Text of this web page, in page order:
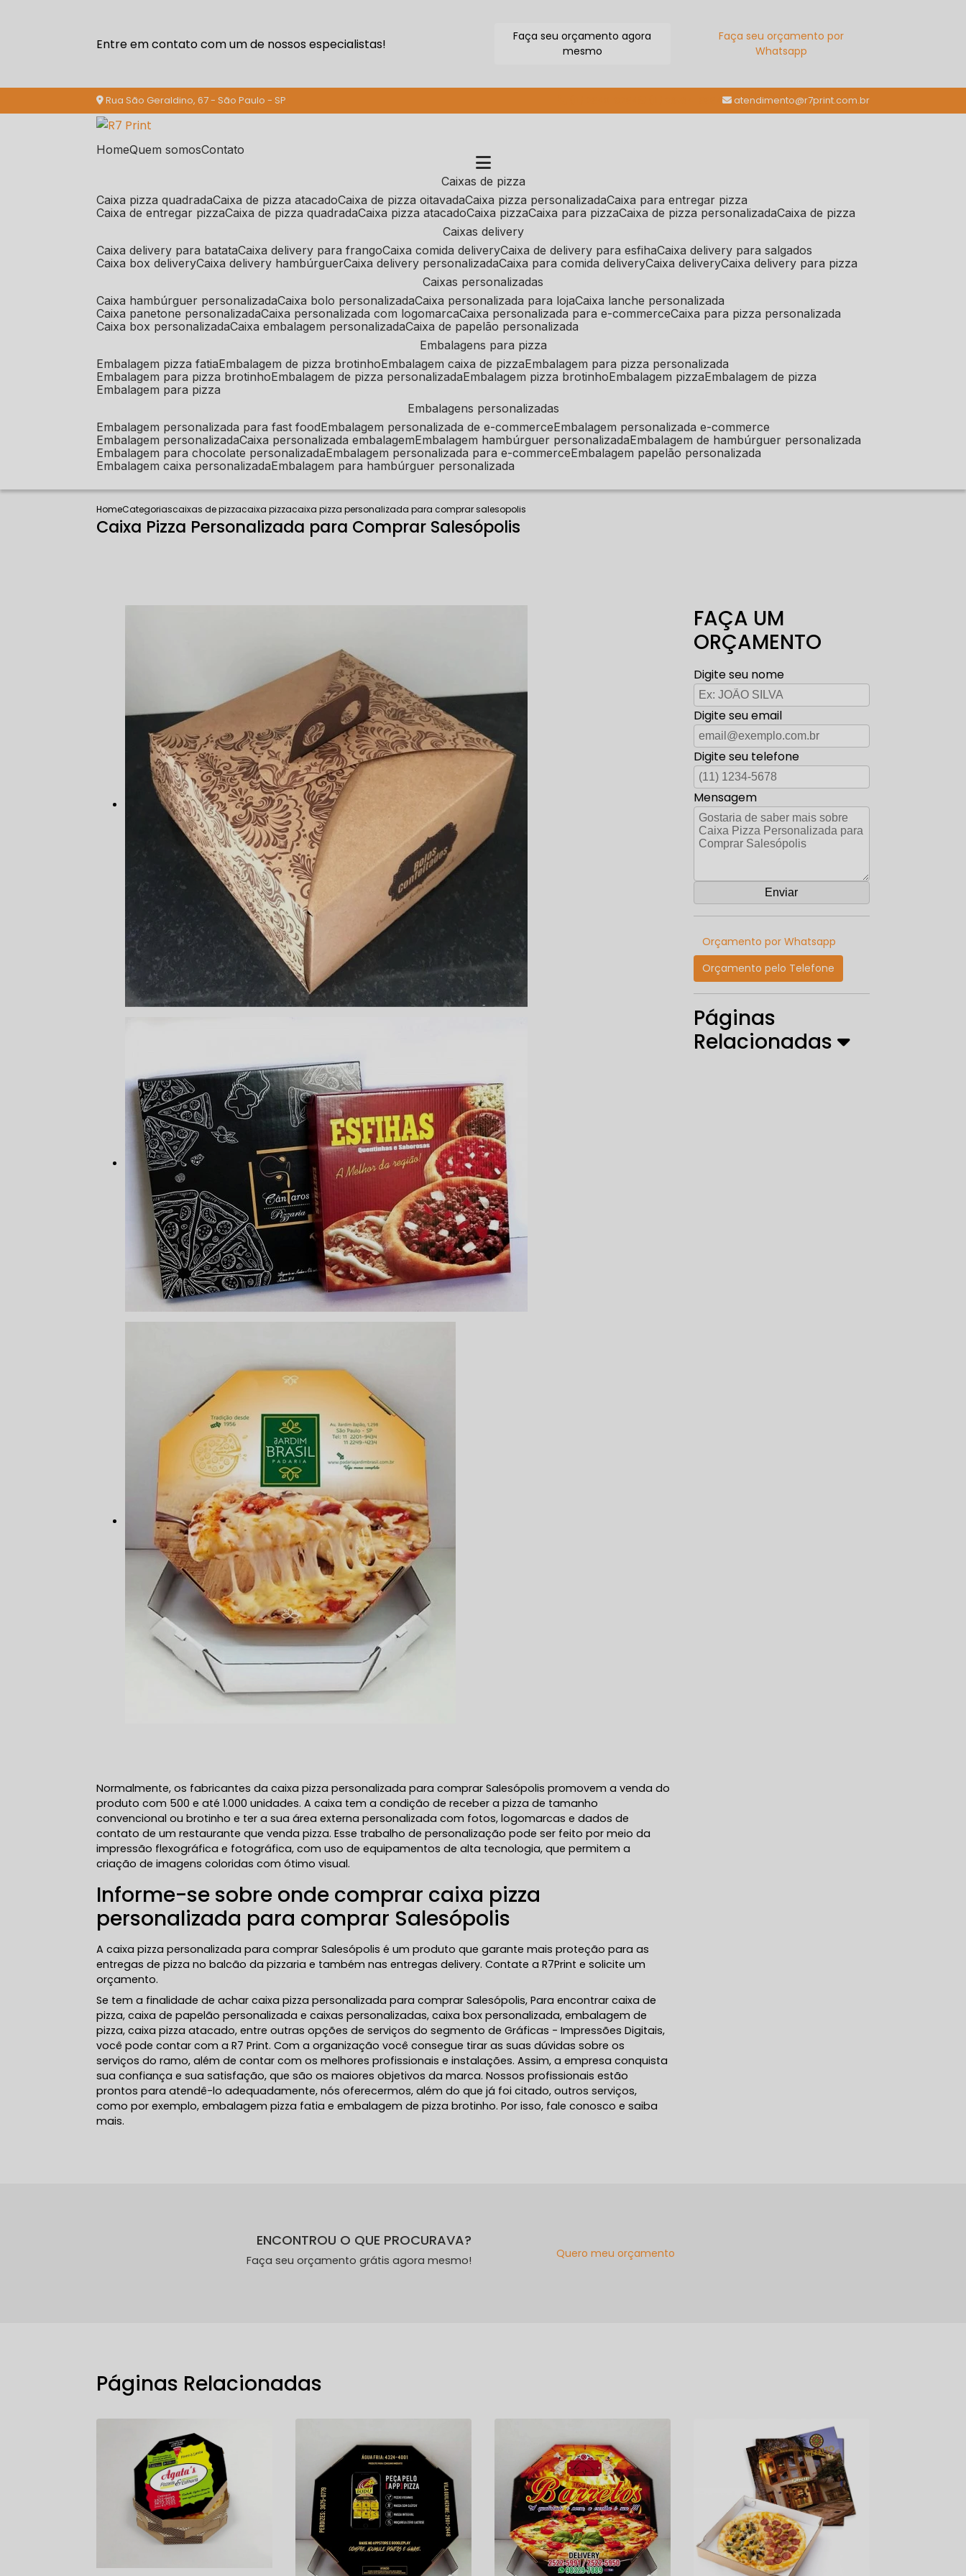
Entre em contato com um de nossos especialistas!
Faça seu orçamento agora
mesmo
Faça seu orçamento por
Whatsapp
Rua São Geraldino, 67 - São Paulo - SP atendimento@r7print.com.br
Home Quem somos Contato
caixas de pizza
caixa pizza quadrada caixa de pizza atacado caixa de pizza oitavada caixa pizza personalizada caixa para entregar pizza
caixa de entregar pizza caixa de pizza quadrada caixa pizza atacado caixa pizza caixa para pizza caixa de pizza personalizada caixa de pizza
caixas delivery
caixa delivery para batata caixa delivery para frango caixa comida delivery caixa de delivery para esfiha caixa delivery para salgados
caixa box delivery caixa delivery hambúrguer caixa delivery personalizada caixa para comida delivery caixa delivery caixa delivery para pizza
caixas personalizadas
caixa hambúrguer personalizada caixa bolo personalizada caixa personalizada para loja caixa lanche personalizada
caixa panetone personalizada caixa personalizada com logomarca caixa personalizada para e-commerce caixa para pizza personalizada
caixa box personalizada caixa embalagem personalizada caixa de papelão personalizada
embalagens para pizza
embalagem pizza fatia embalagem de pizza brotinho embalagem caixa de pizza embalagem para pizza personalizada
embalagem para pizza brotinho embalagem de pizza personalizada embalagem pizza brotinho embalagem pizza embalagem de pizza
embalagem para pizza
embalagens personalizadas
embalagem personalizada para fast food embalagem personalizada de e-commerce embalagem personalizada e-commerce
embalagem personalizada caixa personalizada embalagem embalagem hambúrguer personalizada embalagem de hambúrguer personalizada
embalagem para chocolate personalizada embalagem personalizada para e-commerce embalagem papelão personalizada
embalagem caixa personalizada embalagem para hambúrguer personalizada
HomeCategoriascaixas de pizzacaixa pizzacaixa pizza personalizada para comprar salesopolis
Caixa Pizza Personalizada para Comprar Salesópolis
Normalmente, os fabricantes da caixa pizza personalizada para comprar Salesópolis promovem a venda do
produto com 500 e até 1.000 unidades. A caixa tem a condição de receber a pizza de tamanho
convencional ou brotinho e ter a sua área externa personalizada com fotos, logomarcas e dados de
contato de um restaurante que venda pizza. Esse trabalho de personalização pode ser feito por meio da
impressão flexográfica e fotográfica, com uso de equipamentos de alta tecnologia, que permitem a
criação de imagens coloridas com ótimo visual.
Informe-se sobre onde comprar caixa pizza
personalizada para comprar Salesópolis
A caixa pizza personalizada para comprar Salesópolis é um produto que garante mais proteção para as
entregas de pizza no balcão da pizzaria e também nas entregas delivery. Contate a R7Print e solicite um
orçamento.
Se tem a finalidade de achar caixa pizza personalizada para comprar Salesópolis, Para encontrar caixa de
pizza, caixa de papelão personalizada e caixas personalizadas, caixa box personalizada, embalagem de
pizza, caixa pizza atacado, entre outras opções de serviços do segmento de Gráficas - Impressões Digitais,
você pode contar com a R7 Print. Com a organização você consegue tirar as suas dúvidas sobre os
serviços do ramo, além de contar com os melhores profissionais e instalações. Assim, a empresa conquista
sua confiança e sua satisfação, que são os maiores objetivos da marca. Nossos profissionais estão
prontos para atendê-lo adequadamente, nós oferecermos, além do que já foi citado, outros serviços,
como por exemplo, embalagem pizza fatia e embalagem de pizza brotinho. Por isso, fale conosco e saiba
mais.
FAÇA UM
ORÇAMENTO
Digite seu nome
Digite seu email
Digite seu telefone
Mensagem
Orçamento por Whatsapp
Orçamento pelo Telefone
Páginas
Relacionadas
ENCONTROU O QUE PROCURAVA?
Faça seu orçamento grátis agora mesmo!
Quero meu orçamento
Páginas Relacionadas